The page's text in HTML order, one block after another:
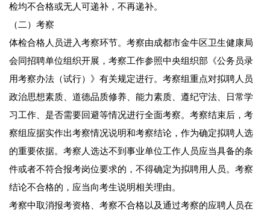
检均不合格或无人可递补，不再递补。
（二）考察
体检合格人员进入考察环节。考察由成都市金牛区卫生健康局
会同招聘单位组织开展，考察工作参照中央组织部《公务员录
用考察办法（试行）》有关规定进行。考察组重点对拟聘人员
政治思想素质、道德品质修养、能力素质、遵纪守法、日常学
习工作、是否需要回避等情况进行全面考察。考察结束后，考
察组应据实作出考察情况说明和考察结论，作为确定拟聘人选
的重要依据。考察人选达不到事业单位工作人员应当具备的条
件或者不符合报考岗位要求的，不得确定为拟聘用人员。考察
结论不合格的，应当向考生说明相关理由。
考察中取消报考资格、考察不合格以及通过考察的应聘人员在